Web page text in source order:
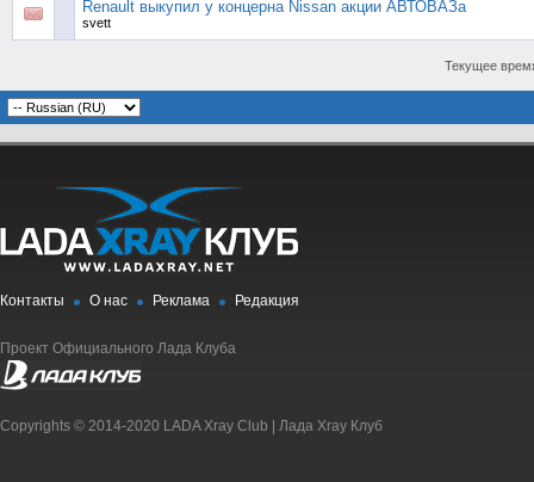
Renault выкупил у концерна Nissan акции АВТОВАЗа
svett
Текущее
Контакты О нас Реклама Редакция
Проект Официального Лада Клуба
Copyrights © 2014-2020 LADA Xray Club | Лада Xray Клуб